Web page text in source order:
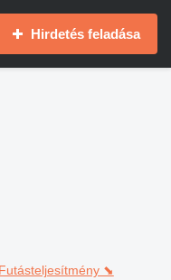
Hirdetés feladása
Futásteljesítmény ⬊